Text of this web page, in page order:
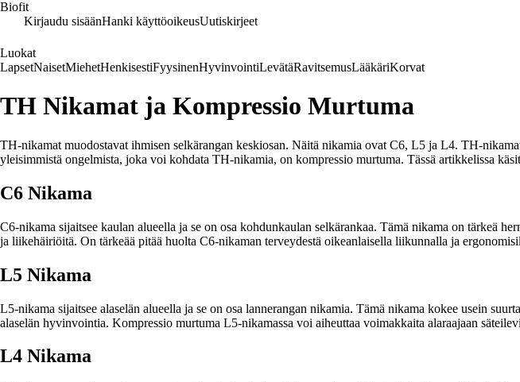
Biofit
Kirjaudu sisäänHanki käyttöoikeusUutiskirjeet
Luokat
LapsetNaisetMiehetHenkisestiFyysinenHyvinvointiLevätäRavitsemusLääkäriKorvat
TH Nikamat ja Kompressio Murtuma
TH-nikamat muodostavat ihmisen selkärangan keskiosan. Näitä nikamia ovat C6, L5 ja L4. TH-
yleisimmistä ongelmista, joka voi kohdata TH-nikamia, on kompressio murtuma. Tässä artikkelissa
C6 Nikama
C6-nikama sijaitsee kaulan alueella ja se on osa kohdunkaulan selkärankaa. Tämä nikama on tärkeä
ja liikehäiriöitä. On tärkeää pitää huolta C6-nikaman terveydestä oikeanlaisella liikunnalla ja
L5 Nikama
L5-nikama sijaitsee alaselän alueella ja se on osa lannerangan nikamia. Tämä nikama kokee usein
alaselän hyvinvointia. Kompressio murtuma L5-nikamassa voi aiheuttaa voimakkaita alaraajaan
L4 Nikama